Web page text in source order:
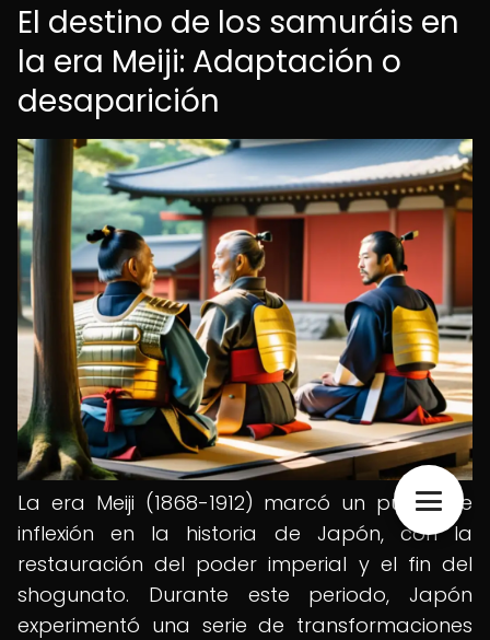
El destino de los samuráis en
la era Meiji: Adaptación o
desaparición
La era Meiji (1868-1912) marcó un punto de
inflexión en la historia de Japón, con la
restauración del poder imperial y el fin del
shogunato. Durante este periodo, Japón
experimentó una serie de transformaciones